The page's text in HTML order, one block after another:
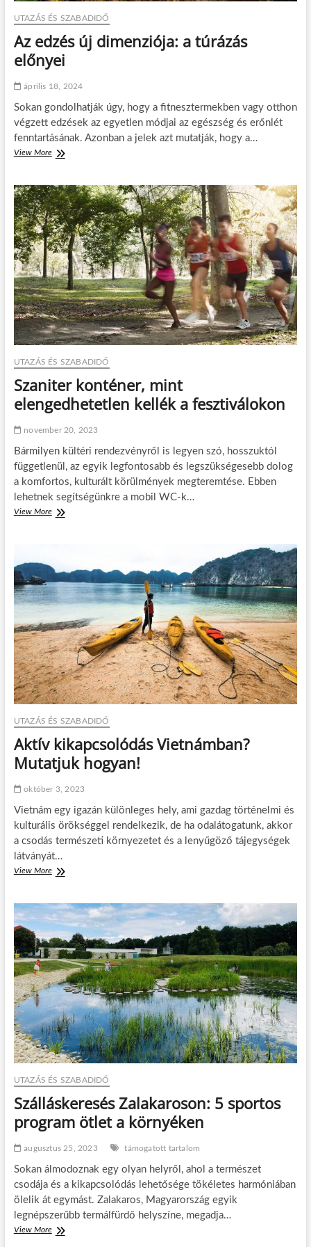
UTAZÁS ÉS SZABADIDŐ
Az edzés új dimenziója: a túrázás
előnyei
április 18, 2024
Sokan gondolhatják úgy, hogy a fitnesztermekben vagy otthon
végzett edzések az egyetlen módjai az egészség és erőnlét
fenntartásának. Azonban a jelek azt mutatják, hogy a…
View MoreA
d
z
é
s
ú
j
d
i
m
e
n
z
i
j
:
a
t
ú
á
z
á
e
l
e
UTAZÁS ÉS SZABADIDŐ
Szaniter konténer, mint
elengedhetetlen kellék a fesztiválokon
november 20, 2023
Bármilyen kültéri rendezvényről is legyen szó, hosszuktól
függetlenül, az egyik legfontosabb és legszükségesebb dolog
a komfortos, kulturált körülmények megteremtése. Ebben
lehetnek segítségünkre a mobil WC-k…
View MoreS
t
e
o
n
t
é
n
e
r
m
n
t
e
l
n
g
e
h
e
t
e
n
k
e
l
é
k
a
f
e
s
z
t
v
l
k
o
n
UTAZÁS ÉS SZABADIDŐ
Aktív kikapcsolódás Vietnámban?
Mutatjuk hogyan!
október 3, 2023
Vietnám egy igazán különleges hely, ami gazdag történelmi és
kulturális örökséggel rendelkezik, de ha odalátogatunk, akkor
a csodás természeti környezetet és a lenyűgöző tájegységek
látványát…
View MoreA
í
v
k
i
k
a
p
c
s
o
l
ó
d
s
V
i
e
n
m
b
a
?
M
UTAZÁS ÉS SZABADIDŐ
Szálláskeresés Zalakaroson: 5 sportos
program ötlet a környéken
augusztus 25, 2023 támogatott tartalom
Sokan álmodoznak egy olyan helyről, ahol a természet
csodája és a kikapcsolódás lehetősége tökéletes harmóniában
ölelik át egymást. Zalakaros, Magyarország egyik
legnépszerűbb termálfürdő helyszíne, megadja…
View MoreS